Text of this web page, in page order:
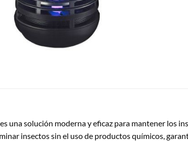
una solución moderna y eficaz para mantener los
insectos sin el uso de productos químicos,